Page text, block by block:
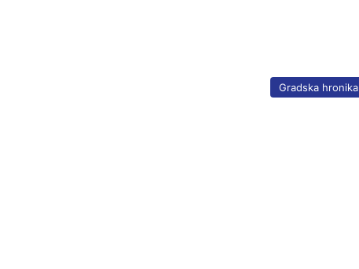
Gradska hronika